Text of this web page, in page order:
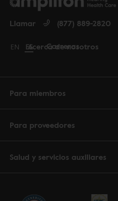
Acerca de nosotros
Carreras
Llamar (877) 889-2820
Change language to English
EN Cambiar idioma a español
ES
Para miembros
Para proveedores
Salud y servicios auxiliares